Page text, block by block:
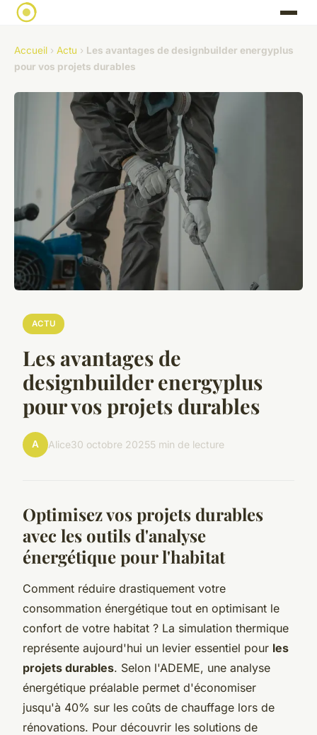
Accueil › Actu › Les avantages de designbuilder energyplus
pour vos projets durables
ACTU
Les avantages de
designbuilder energyplus
pour vos projets durables
A Alice30 octobre 20255 min de lecture
Optimisez vos projets durables
avec les outils d'analyse
énergétique pour l'habitat
Comment réduire drastiquement votre
consommation énergétique tout en optimisant le
confort de votre habitat ? La simulation thermique
représente aujourd'hui un levier essentiel pour les
projets durables. Selon l'ADEME, une analyse
énergétique préalable permet d'économiser
jusqu'à 40% sur les coûts de chauffage lors de
rénovations. Pour découvrir les solutions de